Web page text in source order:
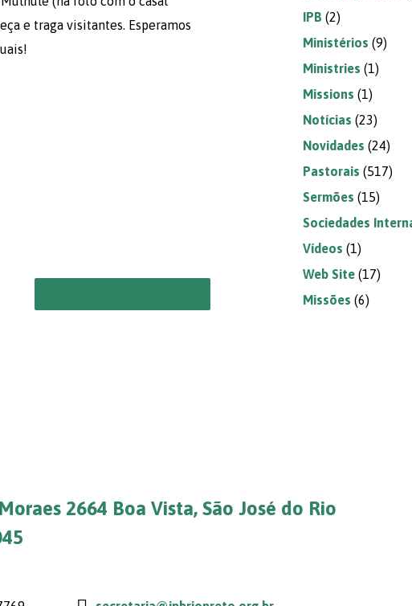
e traga visitantes. Esperamos
IPB (2)
Ministérios (9)
Ministries (1)
Missions (1)
Notícias (23)
Novidades (24)
Pastorais (517)
Sermões (15)
Sociedades
Vídeos (1)
Web Site (17)
Missões (6)
2664 Boa Vista, São José do Rio